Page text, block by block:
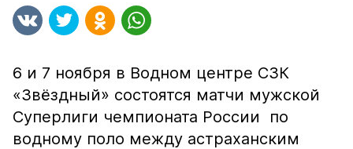
6 и 7 ноября в Водном центре СЗК
«Звёздный» состоятся матчи мужской
Суперлиги чемпионата России по
водному поло между астраханским